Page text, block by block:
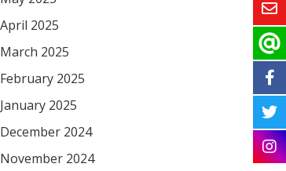
April 2025
March 2025
February 2025
January 2025
December 2024
November 2024